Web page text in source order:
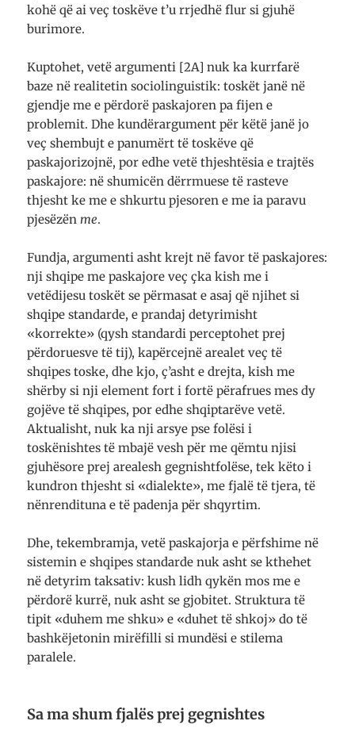
kohë që ai veç toskëve t’u rrjedhë flur si gjuhë
burimore.
Kuptohet, vetë argumenti [2A] nuk ka kurrfarë
baze në realitetin sociolinguistik: toskët janë në
gjendje me e përdorë paskajoren pa fijen e
problemit. Dhe kundërargument për këtë janë jo
veç shembujt e panumërt të toskëve që
paskajorizojnë, por edhe vetë thjeshtësia e trajtës
paskajore: në shumicën dërrmuese të rasteve
thjesht ke me e shkurtu pjesoren e me ia paravu
pjesëzën me.
Fundja, argumenti asht krejt në favor të paskajores:
nji shqipe me paskajore veç çka kish me i
vetëdijesu toskët se përmasat e asaj që njihet si
shqipe standarde, e prandaj detyrimisht
«korrekte» (qysh standardi perceptohet prej
përdoruesve të tij), kapërcejnë arealet veç të
shqipes toske, dhe kjo, ç’asht e drejta, kish me
shërby si nji element fort i fortë përafrues mes dy
gojëve të shqipes, por edhe shqiptarëve vetë.
Aktualisht, nuk ka nji arsye pse folësi i
toskënishtes të mbajë vesh për me qëmtu njisi
gjuhësore prej arealesh gegnishtfolëse, tek këto i
kundron thjesht si «dialekte», me fjalë të tjera, të
nënrendituna e të padenja për shqyrtim.
Dhe, tekembramja, vetë paskajorja e përfshime në
sistemin e shqipes standarde nuk asht se kthehet
në detyrim taksativ: kush lidh qykën mos me e
përdorë kurrë, nuk asht se gjobitet. Struktura të
tipit «duhem me shku» e «duhet të shkoj» do të
bashkëjetonin mirëfilli si mundësi e stilema
paralele.
Sa ma shum fjalës prej gegnishtes